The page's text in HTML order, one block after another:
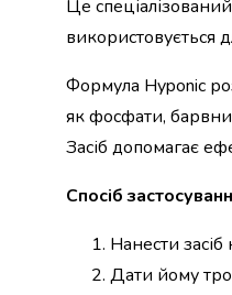
набори
алкоголю
напої
Бакалія
Макаронні
Сухі
сніданки
Їжа
Це
використовується
Формула Hyponic
як фосфати,
Засіб допомагає
Спосіб
Нанести
Дати йому